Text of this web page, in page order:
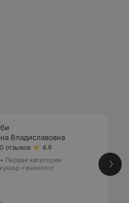
Владиславовна
отзывов
4.6
• Первая категория
гинеколог